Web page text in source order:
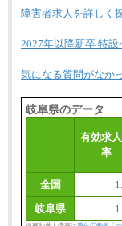
障害者求人を詳しく
2027年以降新卒 特設
気になる質問がなか
岐阜県のデータ
有効求
率
全国
岐阜県